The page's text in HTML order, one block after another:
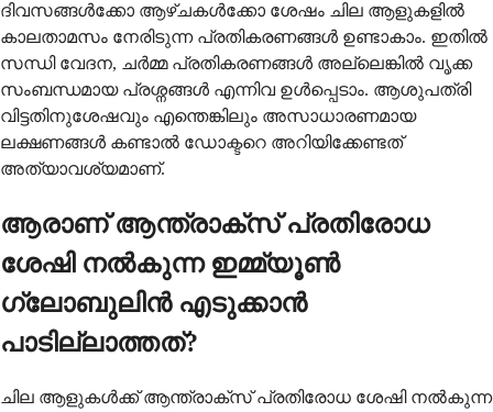
ദിവസങ്ങൾക്കോ ​​ആഴ്ചകൾക്കോ ​​ശേഷം ചില ആളുകളിൽ
കാലതാമസം നേരിടുന്ന പ്രതികരണങ്ങൾ ഉണ്ടാകാം. ഇതിൽ
സന്ധി വേദന, ചർമ്മ പ്രതികരണങ്ങൾ അല്ലെങ്കിൽ വൃക്ക
സംബന്ധമായ പ്രശ്നങ്ങൾ എന്നിവ ഉൾപ്പെടാം. ആശുപത്രി
വിട്ടതിനുശേഷവും എന്തെങ്കിലും അസാധാരണമായ
ലക്ഷണങ്ങൾ കണ്ടാൽ ഡോക്ടറെ അറിയിക്കേണ്ടത്
അത്യാവശ്യമാണ്.
ആരാണ് ആന്ത്രാക്സ് പ്രതിരോധ
ശേഷി നൽകുന്ന ഇമ്മ്യൂൺ
ഗ്ലോബുലിൻ എടുക്കാൻ
പാടില്ലാത്തത്?
ചില ആളുകൾക്ക് ആന്ത്രാക്സ് പ്രതിരോധ ശേഷി നൽകുന്ന